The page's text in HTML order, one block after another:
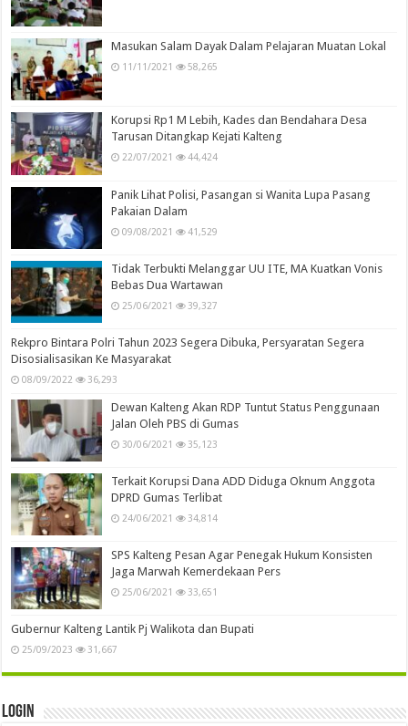
Masukan Salam Dayak Dalam Pelajaran Muatan Lokal
11/11/2021 58,265
Korupsi Rp1 M Lebih, Kades dan Bendahara Desa
Tarusan Ditangkap Kejati Kalteng
22/07/2021 44,424
Panik Lihat Polisi, Pasangan si Wanita Lupa Pasang
Pakaian Dalam
09/08/2021 41,529
Tidak Terbukti Melanggar UU ITE, MA Kuatkan Vonis
Bebas Dua Wartawan
25/06/2021 39,327
Rekpro Bintara Polri Tahun 2023 Segera Dibuka, Persyaratan Segera
Disosialisasikan Ke Masyarakat
08/09/2022 36,293
Dewan Kalteng Akan RDP Tuntut Status Penggunaan
Jalan Oleh PBS di Gumas
30/06/2021 35,123
Terkait Korupsi Dana ADD Diduga Oknum Anggota
DPRD Gumas Terlibat
24/06/2021 34,814
SPS Kalteng Pesan Agar Penegak Hukum Konsisten
Jaga Marwah Kemerdekaan Pers
25/06/2021 33,651
Gubernur Kalteng Lantik Pj Walikota dan Bupati
25/09/2023 31,667
Login